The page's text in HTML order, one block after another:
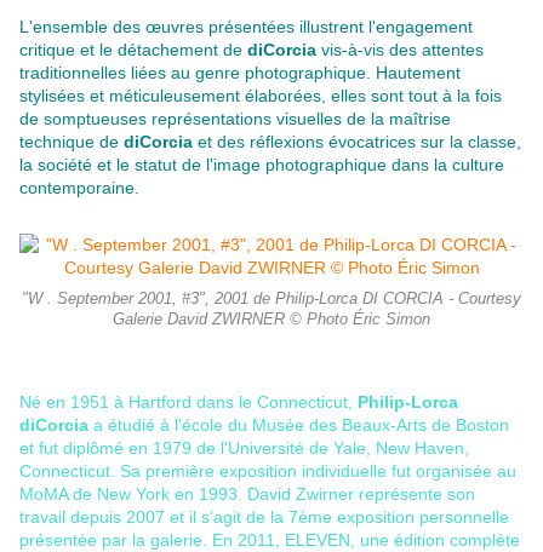
L'ensemble des œuvres présentées illustrent l'engagement
critique et le détachement de diCorcia vis-à-vis des attentes
traditionnelles liées au genre photographique. Hautement
stylisées et méticuleusement élaborées, elles sont tout à la fois
de somptueuses représentations visuelles de la maîtrise
technique de diCorcia et des réflexions évocatrices sur la classe,
la société et le statut de l'image photographique dans la culture
contemporaine.
"W . September 2001, #3", 2001 de Philip-Lorca DI CORCIA - Courtesy
Galerie David ZWIRNER © Photo Éric Simon
Né en 1951 à Hartford dans le Connecticut, Philip-Lorca
diCorcia a étudié à l'école du Musée des Beaux-Arts de Boston
et fut diplômé en 1979 de l'Université de Yale, New Haven,
Connecticut. Sa première exposition individuelle fut organisée au
MoMA de New York en 1993. David Zwirner représente son
travail depuis 2007 et il s’agit de la 7ème exposition personnelle
présentée par la galerie. En 2011, ELEVEN, une édition complète